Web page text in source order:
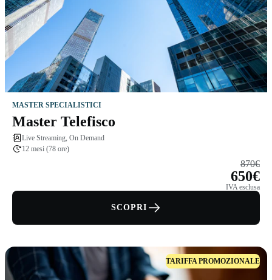
MASTER SPECIALISTICI
Master Telefisco
Live Streaming, On Demand
12 mesi (78 ore)
870€
650€
IVA esclusa
SCOPRI
TARIFFA PROMOZIONALE